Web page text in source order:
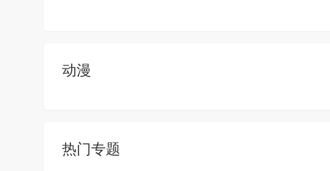
动漫
热门专题